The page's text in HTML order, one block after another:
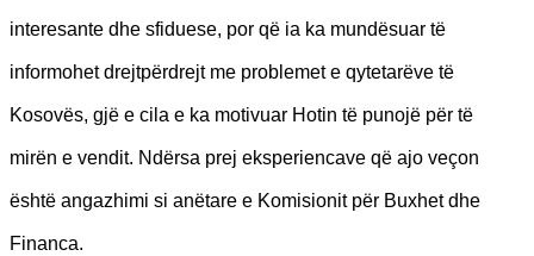
interesante dhe sfiduese, por që ia ka mundësuar të
informohet drejtpërdrejt me problemet e qytetarëve të
Kosovës, gjë e cila e ka motivuar Hotin të punojë për të
mirën e vendit. Ndërsa prej eksperiencave që ajo veçon
është angazhimi si anëtare e Komisionit për Buxhet dhe
Financa.